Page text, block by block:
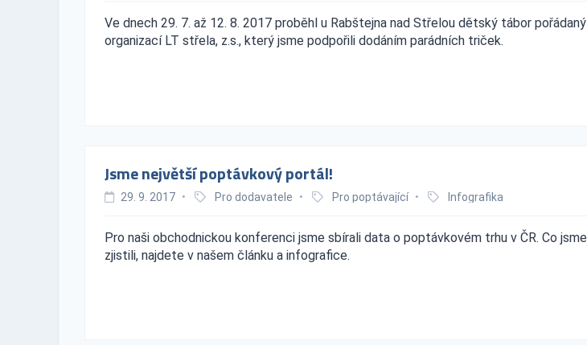
Ve dnech 29. 7. až 12. 8. 2017 proběhl u Rabštejna nad Střelou dětský tábor pořádaný
organizací LT střela, z.s., který jsme podpořili dodáním parádních triček.
Jsme největší poptávkový portál!
29. 9. 2017 • Pro dodavatele • Pro poptávající • Infografika
Pro naši obchodnickou konferenci jsme sbírali data o poptávkovém trhu v ČR. Co jsme
zjistili, najdete v našem článku a infografice.